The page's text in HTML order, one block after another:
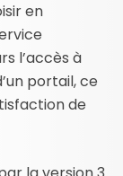
en
l’accès à
portail, ce
de